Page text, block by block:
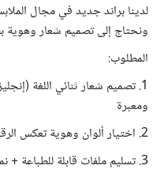
لدينا براند جديد في مجال
ونحتاج إلى تصميم شعار وهوية
المطلوب:
1. تصميم شعار ثنائي اللغة
ومعبرة
2. اختيار ألوان وهوية تعكس الرقي والبساطة
3. تسليم ملفات قابلة للطباعة + نماذج تطبيقية (تيشيرت – كرت – تغليف)